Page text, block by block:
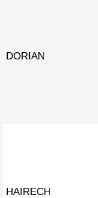
DORIAN
HAIRECH